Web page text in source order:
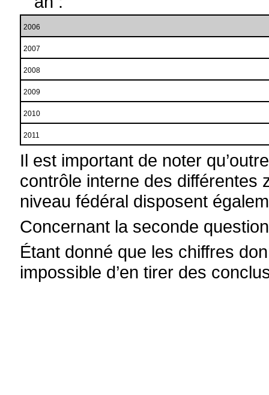
2006
2007
2008
2009
2010
2011
Il est important de noter
contrôle interne des différentes
niveau fédéral disposent
Concernant la seconde
Étant donné que les chiffres
impossible d’en tirer des